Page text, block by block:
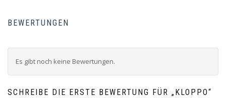
BEWERTUNGEN
Es gibt noch keine Bewertungen.
SCHREIBE DIE ERSTE BEWERTUNG FÜR „KLOPPO“